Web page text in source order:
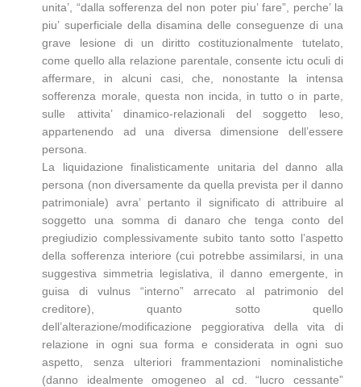
unita’, “dalla sofferenza del non poter piu’ fare”, perche’ la
piu’ superficiale della disamina delle conseguenze di una
grave lesione di un diritto costituzionalmente tutelato,
come quello alla relazione parentale, consente ictu oculi di
affermare, in alcuni casi, che, nonostante la intensa
sofferenza morale, questa non incida, in tutto o in parte,
sulle attivita’ dinamico-relazionali del soggetto leso,
appartenendo ad una diversa dimensione dell’essere
persona.
La liquidazione finalisticamente unitaria del danno alla
persona (non diversamente da quella prevista per il danno
patrimoniale) avra’ pertanto il significato di attribuire al
soggetto una somma di danaro che tenga conto del
pregiudizio complessivamente subito tanto sotto l’aspetto
della sofferenza interiore (cui potrebbe assimilarsi, in una
suggestiva simmetria legislativa, il danno emergente, in
guisa di vulnus “interno” arrecato al patrimonio del
creditore), quanto sotto quello
dell’alterazione/modificazione peggiorativa della vita di
relazione in ogni sua forma e considerata in ogni suo
aspetto, senza ulteriori frammentazioni nominalistiche
(danno idealmente omogeneo al cd. “lucro cessante”